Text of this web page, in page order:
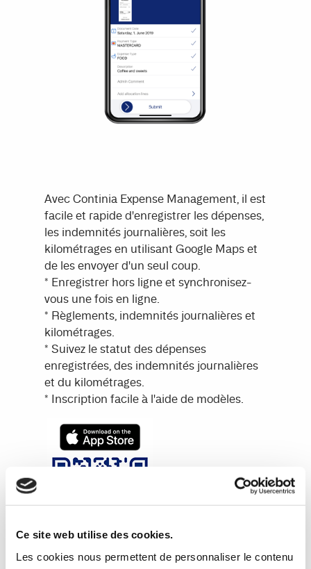
Ce site web utilise des cookies.
Les cookies nous permettent de personnaliser le contenu
Avec Continia Expense Management, il est
facile et rapide d'enregistrer les dépenses,
les indemnités journalières, soit les
kilométrages en utilisant Google Maps et
de les envoyer d'un seul coup.
* Enregistrer hors ligne et synchronisez-
vous une fois en ligne.
* Règlements, indemnités journalières et
kilométrages.
* Suivez le statut des dépenses
enregistrées, des indemnités journalières
et du kilométrages.
* Inscription facile à l'aide de modèles.